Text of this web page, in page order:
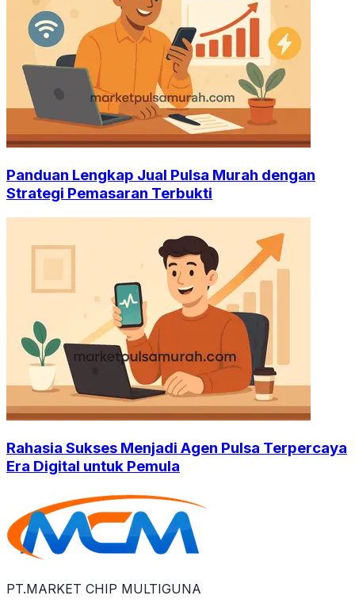
Panduan Lengkap Jual Pulsa Murah dengan
Strategi Pemasaran Terbukti
Rahasia Sukses Menjadi Agen Pulsa Terpercaya
Era Digital untuk Pemula
PT.MARKET CHIP MULTIGUNA